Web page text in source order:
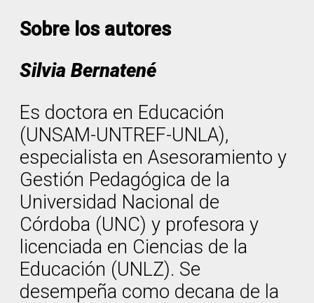
Sobre los autores
Silvia Bernatené
Es doctora en Educación
(UNSAM-UNTREF-UNLA),
especialista en Asesoramiento y
Gestión Pedagógica de la
Universidad Nacional de
Córdoba (UNC) y profesora y
licenciada en Ciencias de la
Educación (UNLZ). Se
desempeña como decana de la